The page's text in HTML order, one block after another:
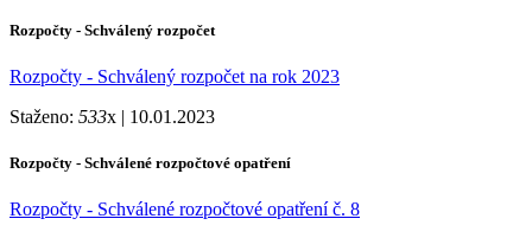
Rozpočty - Schválený rozpočet
Rozpočty - Schválený rozpočet na rok 2023
Staženo: 533x | 10.01.2023
Rozpočty - Schválené rozpočtové opatření
Rozpočty - Schválené rozpočtové opatření č. 8